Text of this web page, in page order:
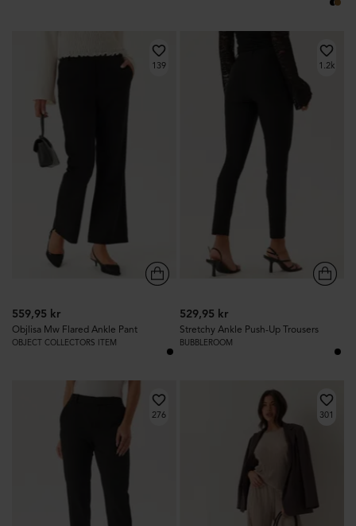
139
559,95 kr
Objlisa Mw Flared Ankle Pant
OBJECT COLLECTORS ITEM
1.2k
529,95 kr
Stretchy Ankle Push-Up Trousers
BUBBLEROOM
276 301